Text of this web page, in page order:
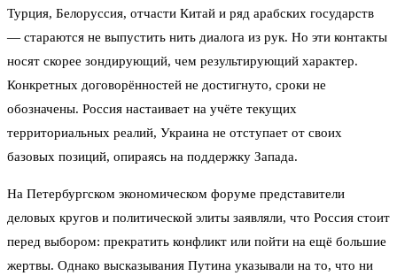
Турция, Белоруссия, отчасти Китай и ряд арабских государств
— стараются не выпустить нить диалога из рук. Но эти контакты
носят скорее зондирующий, чем результирующий характер.
Конкретных договорённостей не достигнуто, сроки не
обозначены. Россия настаивает на учёте текущих
территориальных реалий, Украина не отступает от своих
базовых позиций, опираясь на поддержку Запада.
На Петербургском экономическом форуме представители
деловых кругов и политической элиты заявляли, что Россия стоит
перед выбором: прекратить конфликт или пойти на ещё большие
жертвы. Однако высказывания Путина указывали на то, что ни